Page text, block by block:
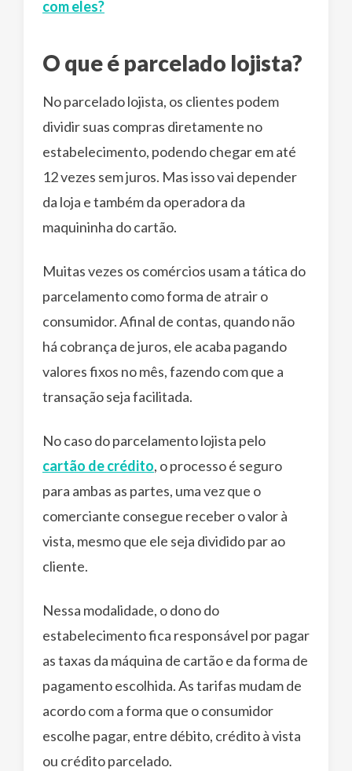
com eles?
O que é parcelado lojista?
No parcelado lojista, os clientes podem
dividir suas compras diretamente no
estabelecimento, podendo chegar em até
12 vezes sem juros. Mas isso vai depender
da loja e também da operadora da
maquininha do cartão.
Muitas vezes os comércios usam a tática do
parcelamento como forma de atrair o
consumidor. Afinal de contas, quando não
há cobrança de juros, ele acaba pagando
valores fixos no mês, fazendo com que a
transação seja facilitada.
No caso do parcelamento lojista pelo
cartão de crédito, o processo é seguro
para ambas as partes, uma vez que o
comerciante consegue receber o valor à
vista, mesmo que ele seja dividido par ao
cliente.
Nessa modalidade, o dono do
estabelecimento fica responsável por pagar
as taxas da máquina de cartão e da forma de
pagamento escolhida. As tarifas mudam de
acordo com a forma que o consumidor
escolhe pagar, entre débito, crédito à vista
ou crédito parcelado.